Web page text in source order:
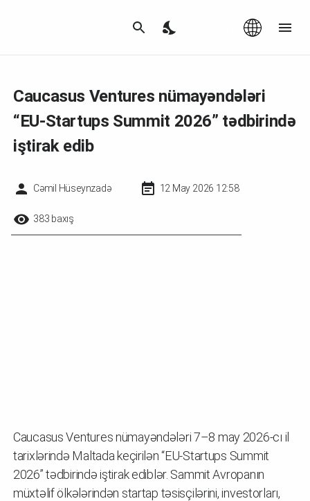
Caucasus Ventures nümayəndələri
“EU-Startups Summit 2026” tədbirində
iştirak edib
Cəmil Hüseynzadə 12 May 2026 12:58
383 baxış
Caucasus Ventures nümayəndələri 7–8 may 2026-cı il
tarixlərində Maltada keçirilən “EU-Startups Summit
2026” tədbirində iştirak ediblər. Sammit Avropanın
müxtəlif ölkələrindən startap təsisçilərini, investorları,